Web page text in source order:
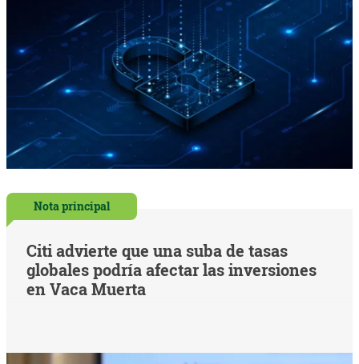
Nota principal
Citi advierte que una suba de tasas
globales podría afectar las inversiones
en Vaca Muerta